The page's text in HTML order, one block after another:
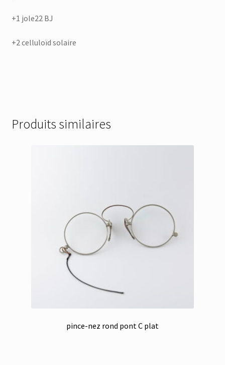
+1 jole22 BJ
+2 celluloïd solaire
Produits similaires
pince-nez rond pont C plat